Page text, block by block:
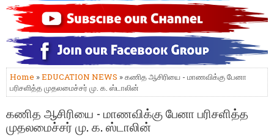
Home »EDUCATION NEWS » கணித ஆசிரியை - மாணவிக்கு பேனா
பரிசளித்த முதலமைச்சர் மு. க. ஸ்டாலின்
கணித ஆசிரியை - மாணவிக்கு பேனா பரிசளித்த
முதலமைச்சர் மு. க. ஸ்டாலின்